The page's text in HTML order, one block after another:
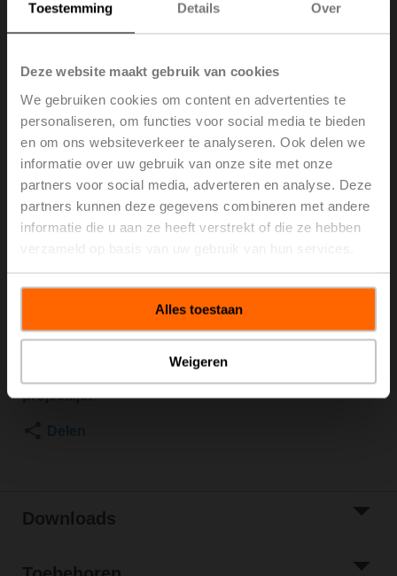
Toestemming Details Over
Deze website maakt gebruik van cookies
We gebruiken cookies om content en advertenties te
personaliseren, om functies voor social media te bieden
en om ons websiteverkeer te analyseren. Ook delen we
informatie over uw gebruik van onze site met onze
partners voor social media, adverteren en analyse. Deze
partners kunnen deze gegevens combineren met andere
informatie die u aan ze heeft verstrekt of die ze hebben
Alles toestaan
Weigeren
R7050R-B3+NR24A-
KNX
Kogelkraan omschakelaar, 3-weg, DN 50, Flens, PN 6,
ps 600 kPa, Kvs 49 m³/h,
Mediumtemperatuur -10...100°C [14...212°F]
Roterende aandrijving, 10 Nm, AC/DC 24 V, KNX (S-
Aandrijving gemonteerd
Toevoegen aan
projectlijst
Downloads